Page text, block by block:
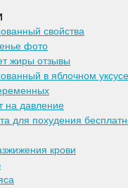
свойства
фото
жиры отзывы
в яблочном уксусе
на давление
для похудения
крови